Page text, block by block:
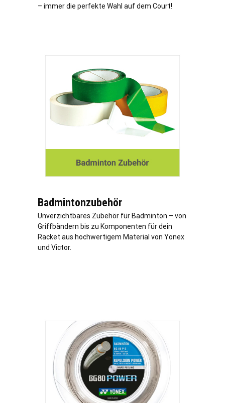
– immer die perfekte Wahl auf dem Court!
Badmintonzubehör
Unverzichtbares Zubehör für Badminton – von
Griffbändern bis zu Komponenten für dein
Racket aus hochwertigem Material von Yonex
und Victor.